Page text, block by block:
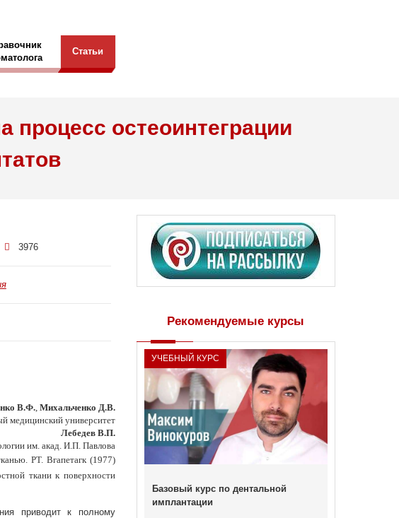
Статьи
процесс остеоинтеграции
3976
В.Ф.,Михальченко Д.В.
медицинский университет
Лебедев В.П.
им. акад. И.П. Павлова
РТ. Вгапетагк (1977)
ткани к поверхности
приводит к полному
Рекомендуемые курсы
УЧЕБНЫЙ КУРС
Базовый курс по дентальной
имплантации